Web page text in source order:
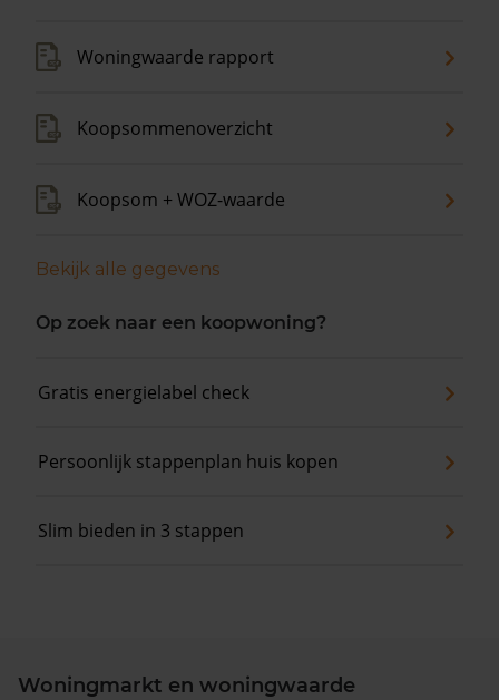
Woningwaarde rapport
Koopsommenoverzicht
Koopsom + WOZ-waarde
Bekijk alle gegevens
Op zoek naar een koopwoning?
Gratis energielabel check
Persoonlijk stappenplan huis kopen
Slim bieden in 3 stappen
Woningmarkt en woningwaarde